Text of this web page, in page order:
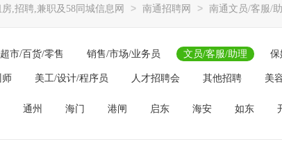
,招聘,兼职及58同城信息网 > 南通招聘网 > 南通文员/客服/
超市/百货/零售 销售/市场/业务员 文员/客服/助理 保
美工/设计/程序员 人才招聘会 其他招聘 美
通州 海门 港闸 启东 海安 如东